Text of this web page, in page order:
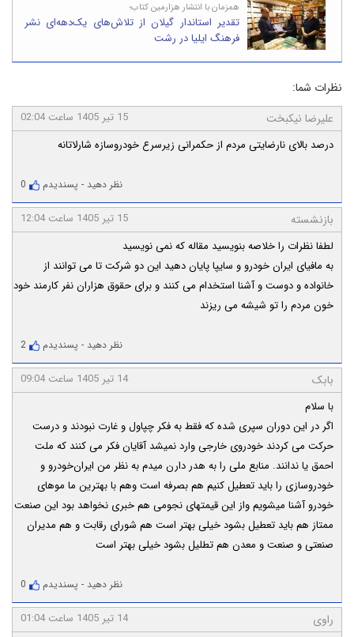
همزمان با انتشار هزارمین کتاب؛
تقدیر استاندار گیلان از تلاش‌های یک‌دهه‌ای نشر
فرهنگ ایلیا در رشت
نظرات شما:
علیرضا نیکبخت
15 تیر 1405 ساعت 02:04
درصد بالای نارضایتی مردم از حکمرانی زیرسرع خودروسازه شارلاتانه
نظر دهید - پسندیدم
بازنشسته
15 تیر 1405 ساعت 12:04
لطفا نظرات را خلاصه بنویسید مقاله که نمی نویسید
به مافیای ایران خودرو و سایپا پایان دهید این دو شرکت تا می توانند از
خانواده و دوست و آشنا استخدام می کنند و برای حقوق هزاران نفر کارمند خود
خون مردم را تو شیشه می ریزند
نظر دهید - پسندیدم
بابک
14 تیر 1405 ساعت 09:04
با سلام
اگر در این دوران سپری شده که فقط به فکر چپاول و غارت نبودند و درست
حرکت می کردند خودروی خارجی وارد نمیشد آقایان فکر می کنند که ملت
احمق یا ندانند. منابع ملی را به هدر دارن میدم به نظر من ایران‌خودرو و
خودروسازی را باید تعطیل کنیم هم بصرفه است وهم با بهترین ما موهای
خودرو آشنا میشویم واز این قیمتهای نجومی هم خبری نخواهد بود این صنعت
ممتاز هم باید تعطیل بشود خیلی بهتر است هم شورای رقابت و هم مدیران
صنعتی و صنعت و معدن هم تطلیل بشود خیلی بهتر است
نظر دهید - پسندیدم
راوی
14 تیر 1405 ساعت 01:04